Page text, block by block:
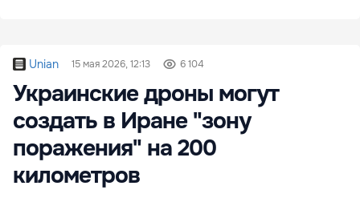
Unian 15 мая 2026, 12:13 6 104
Украинские дроны могут
создать в Иране "зону
поражения" на 200
километров